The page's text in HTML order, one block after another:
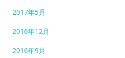
2017年5月
2016年12月
2016年9月